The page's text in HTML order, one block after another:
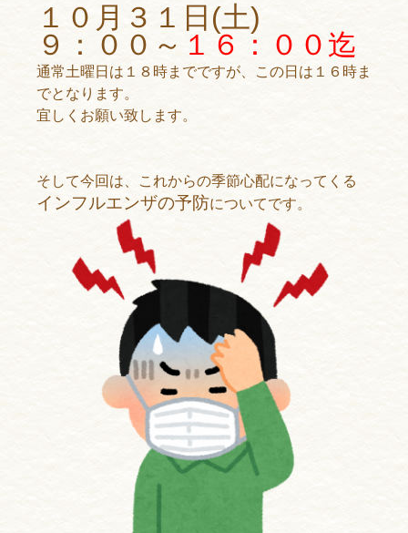
１０月３１日(土)
９：００～ １６：００迄
通常土曜日は１８時までですが、この日は１６時ま
でとなります。
宜しくお願い致します。
そして今回は、これからの季節心配になってくる
インフルエンザの予防についてです。